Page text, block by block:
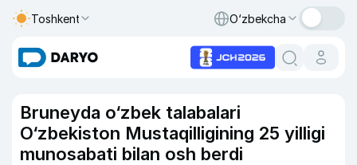
Toshkent O‘zbekcha
Bruneyda o‘zbek talabalari
O‘zbekiston Mustaqilligining 25 yilligi
munosabati bilan osh berdi